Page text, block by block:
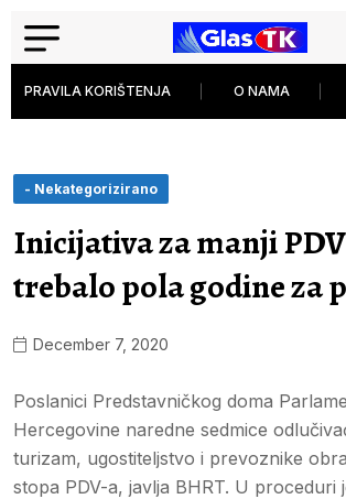
PRAVILA KORIŠTENJA O NAMA
- Nekategorizirano
Inicijativa za manji
trebalo pola godine za
December 7, 2020
Poslanici Predstavničkog doma
Hercegovine naredne sedmice
turizam, ugostiteljstvo i prevoznike
stopa PDV-a, javlja BHRT. U proceduri